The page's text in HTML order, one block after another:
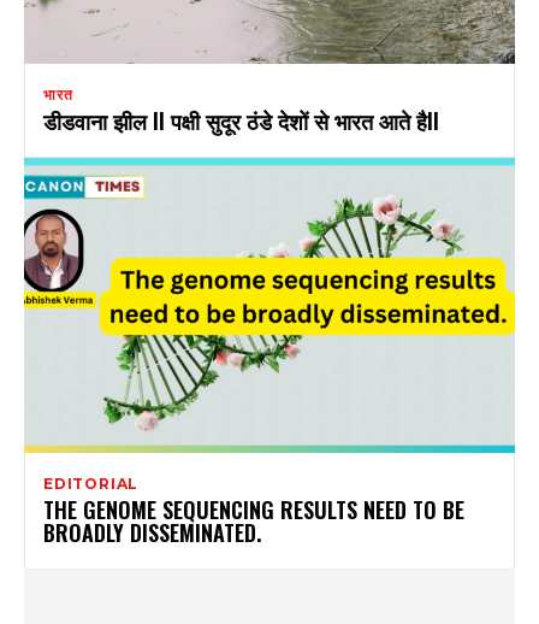
भारत
डीडवाना झील II पक्षी सुदूर ठंडे देशों से भारत आते हैII
EDITORIAL
THE GENOME SEQUENCING RESULTS NEED TO BE
BROADLY DISSEMINATED.